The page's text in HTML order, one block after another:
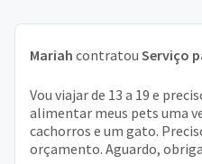
Mariah contratou Serviço
Vou viajar de 13 a 19 e
alimentar meus pets uma
cachorros e um gato.
orçamento. Aguardo,